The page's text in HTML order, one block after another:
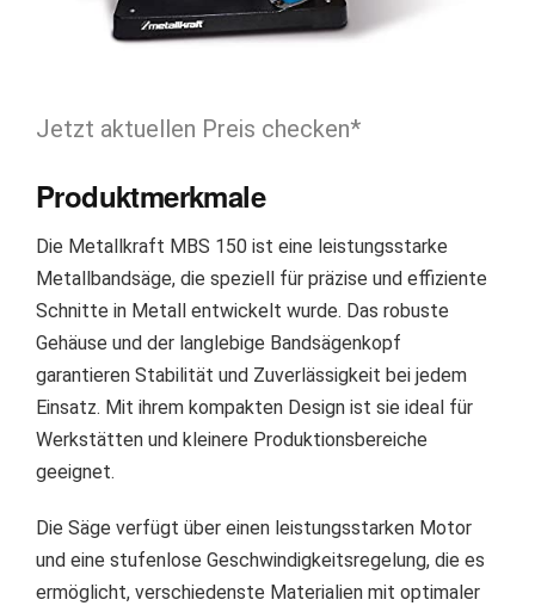
Jetzt aktuellen Preis checken*
Produktmerkmale
Die Metallkraft MBS 150 ist eine leistungsstarke
Metallbandsäge, die speziell für präzise und effiziente
Schnitte in Metall entwickelt wurde. Das robuste
Gehäuse und der langlebige Bandsägenkopf
garantieren Stabilität und Zuverlässigkeit bei jedem
Einsatz. Mit ihrem kompakten Design ist sie ideal für
Werkstätten und kleinere Produktionsbereiche
geeignet.
Die Säge verfügt über einen leistungsstarken Motor
und eine stufenlose Geschwindigkeitsregelung, die es
ermöglicht, verschiedenste Materialien mit optimaler